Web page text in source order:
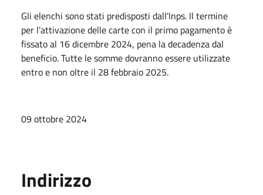
Gli elenchi sono stati predisposti dall'Inps. Il termine
per l’attivazione delle carte con il primo pagamento è
fissato al 16 dicembre 2024, pena la decadenza dal
beneficio. Tutte le somme dovranno essere utilizzate
entro e non oltre il 28 febbraio 2025.
09 ottobre 2024
Indirizzo